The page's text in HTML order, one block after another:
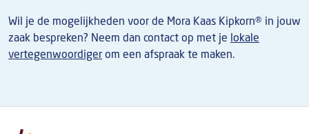
Wil je de mogelijkheden voor de Mora Kaas Kipkorn® in jouw
zaak bespreken? Neem dan contact op met je lokale
vertegenwoordigerom een afspraak te maken.